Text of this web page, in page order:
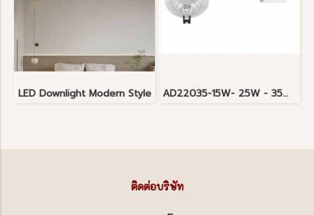
LED Downlight Modern Style AD22035-15W- 25W - 35W LED Recessed Downlight TABULAR 15W 220V 2700K-5700K เปลี่ยนสีได้ ตามความต้องการ เพียงแค่เลือกโหมด ก่อนติดตั้ง มี 3 วัตต์ 15 วัตต์ 25 วัตต์ 35 วัตต์
ติดต่อบริษัท